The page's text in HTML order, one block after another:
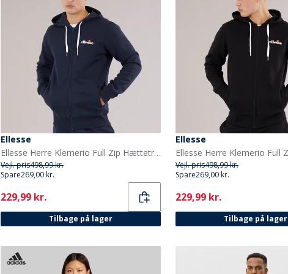
Ellesse
Ellesse Herre Klemerio Full Zip Hættetrøje Navy
Vejl. pris498,99 kr.
Spare269,00 kr.
Current
229,99 kr.
Tilbage på lager
Ellesse
Vejl. pris498,99 kr.
Spare269,00 kr.
Current
229,99 kr.
Tilbage på lager